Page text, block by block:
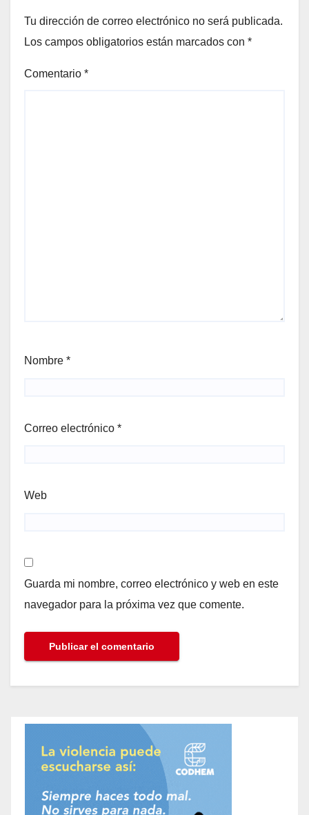
Tu dirección de correo electrónico no será publicada.
Los campos obligatorios están marcados con *
Comentario *
Nombre *
Correo electrónico *
Web
Guarda mi nombre, correo electrónico y web en este
navegador para la próxima vez que comente.